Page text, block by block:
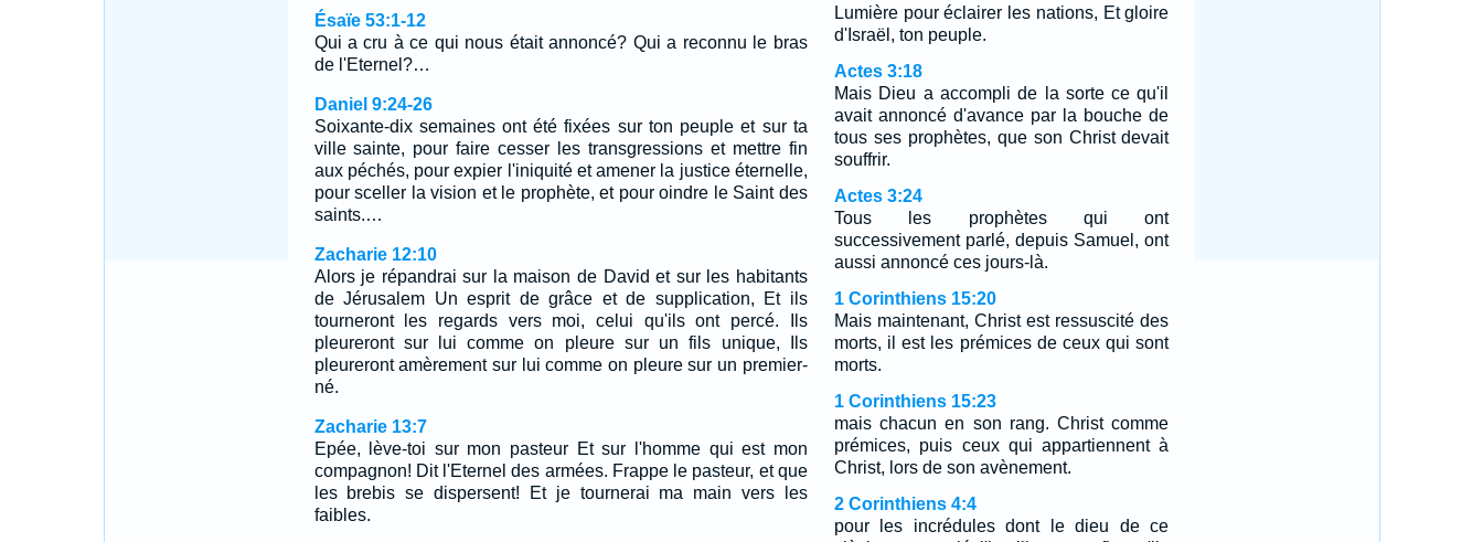
Ésaïe 53:1-12
Qui a cru à ce qui nous était annoncé? Qui a reconnu le bras
de l'Eternel?…
Daniel 9:24-26
Soixante-dix semaines ont été fixées sur ton peuple et sur ta
ville sainte, pour faire cesser les transgressions et mettre fin
aux péchés, pour expier l'iniquité et amener la justice éternelle,
pour sceller la vision et le prophète, et pour oindre le Saint des
saints.…
Zacharie 12:10
Alors je répandrai sur la maison de David et sur les habitants
de Jérusalem Un esprit de grâce et de supplication, Et ils
tourneront les regards vers moi, celui qu'ils ont percé. Ils
pleureront sur lui comme on pleure sur un fils unique, Ils
pleureront amèrement sur lui comme on pleure sur un premier-
né.
Zacharie 13:7
Epée, lève-toi sur mon pasteur Et sur l'homme qui est mon
compagnon! Dit l'Eternel des armées. Frappe le pasteur, et que
les brebis se dispersent! Et je tournerai ma main vers les
faibles.
Lumière pour éclairer les nations, Et gloire
d'Israël, ton peuple.
Actes 3:18
Mais Dieu a accompli de la sorte ce qu'il
avait annoncé d'avance par la bouche de
tous ses prophètes, que son Christ devait
souffrir.
Actes 3:24
Tous les prophètes qui ont
successivement parlé, depuis Samuel, ont
aussi annoncé ces jours-là.
1 Corinthiens 15:20
Mais maintenant, Christ est ressuscité des
morts, il est les prémices de ceux qui sont
morts.
1 Corinthiens 15:23
mais chacun en son rang. Christ comme
prémices, puis ceux qui appartiennent à
Christ, lors de son avènement.
2 Corinthiens 4:4
pour les incrédules dont le dieu de ce